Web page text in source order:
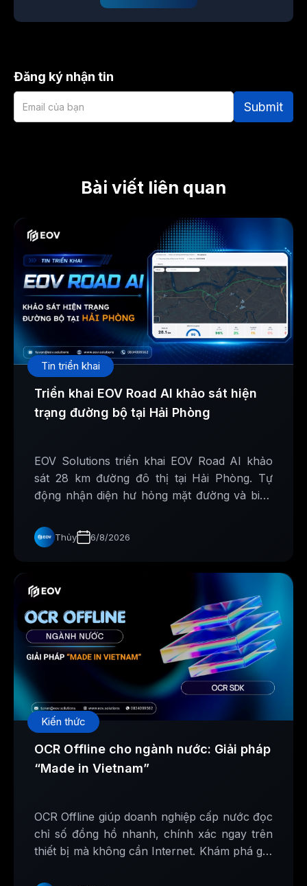
Đăng ký nhận tin
Bài viết liên quan
Tin triển khai
Triển khai EOV Road AI khảo sát hiện
trạng đường bộ tại Hải Phòng
EOV Solutions triển khai EOV Road AI khảo
sát 28 km đường đô thị tại Hải Phòng. Tự
động nhận diện hư hỏng mặt đường và biển
phục vụ công tác quản lý, bảo trì hạ tầng.
Thủy 6/8/2026
Kiến thức
OCR Offline cho ngành nước: Giải pháp
“Made in Vietnam”
OCR Offline giúp doanh nghiệp cấp nước đọc
chỉ số đồng hồ nhanh, chính xác ngay trên
thiết bị mà không cần Internet. Khám phá giải